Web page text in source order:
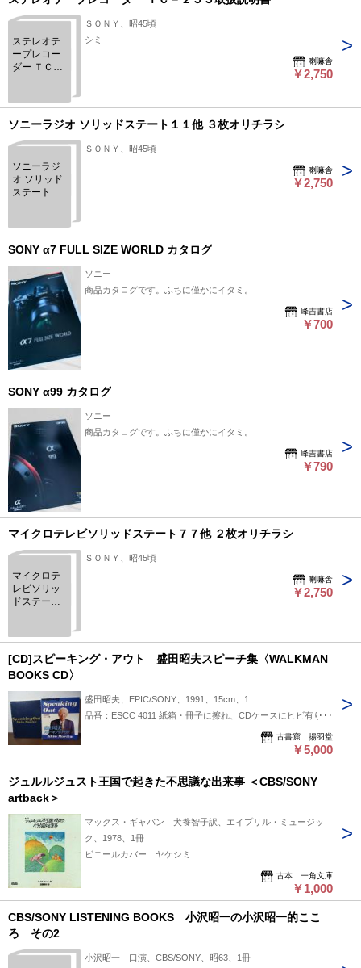
ステレオテ
ープレコー
ダー ＴＣ－
ＳＯＮＹ、昭45頃
シミ
喇嘛舎
￥2,750
ソニーラジオ ソリッドステート１１他 ３枚オリチラシ
ソニーラジ
オ ソリッド
ステート１
ＳＯＮＹ、昭45頃
喇嘛舎
￥2,750
SONY α7 FULL SIZE WORLD カタログ
ソニー
商品カタログです。ふちに僅かにイタミ。
峰吉書店
￥700
SONY α99 カタログ
ソニー
商品カタログです。ふちに僅かにイタミ。
峰吉書店
￥790
マイクロテレビソリッドステート７７他 ２枚オリチラシ
マイクロテ
レビソリッ
ドステート
ＳＯＮＹ、昭45頃
喇嘛舎
￥2,750
[CD]スピーキング・アウト 盛田昭夫スピーチ集〈WALKMAN
BOOKS CD〉
盛田昭夫、EPIC/SONY、1991、15cm、1
品番：ESCC 4011 紙箱・冊子に擦れ、CDケースにヒビ有り。
古書窟 揚羽堂
￥5,000
ジュルルジュスト王国で起きた不思議な出来事 ＜CBS/SONY
artback＞
マックス・ギャバン 犬養智子訳、エイプリル・ミュージッ
ク、1978、1冊
ビニールカバー ヤケシミ
古本 一角文庫
￥1,000
CBS/SONY LISTENING BOOKS 小沢昭一の小沢昭一的ここ
ろ その2
小沢昭一 口演、CBS/SONY、昭63、1冊